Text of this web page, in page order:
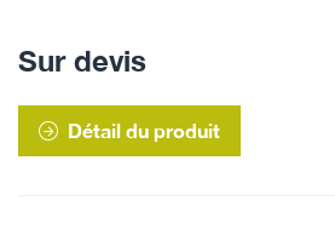
Sur devis
Détail du produit